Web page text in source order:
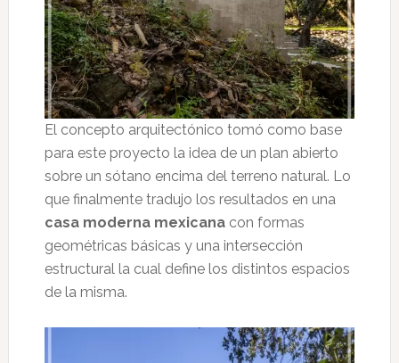
El concepto arquitectónico tomó como base
para este proyecto la idea de un plan abierto
sobre un sótano encima del terreno natural. Lo
que finalmente tradujo los resultados en una
casa moderna mexicanacon formas
geométricas básicas y una intersección
estructural la cual define los distintos espacios
de la misma.